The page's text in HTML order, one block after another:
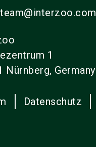
1
Nürnberg, Germany
Datenschutz